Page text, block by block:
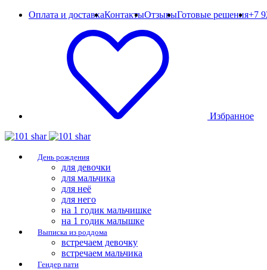
Оплата и доставкаКонтактыОтзывыГотовые решения+7
Избранное
День рождения
для девочки
для мальчика
для неё
для него
на 1 годик мальчишке
на 1 годик малышке
Выписка из роддома
встречаем девочку
встречаем мальчика
Гендер пати